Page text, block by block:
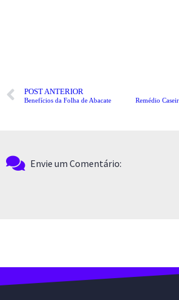
POST ANTERIOR
Benefícios da Folha de Abacate
Envie um Comentário: